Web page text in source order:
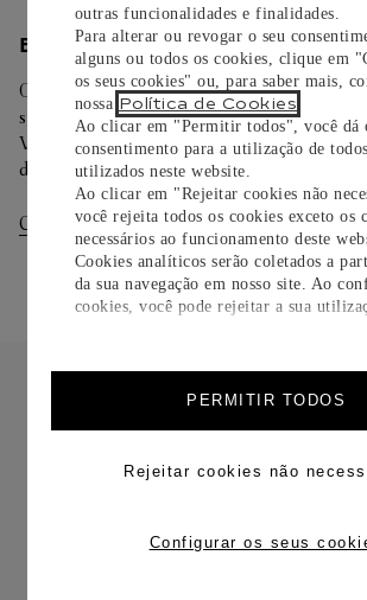
outras funcionalidades e finalidades.
Para alterar ou revogar o seu
alguns ou todos os cookies, clique em
os seus cookies" ou, para saber mais,
nossa Política de Cookies
Ao clicar em "Permitir todos", você dá
consentimento para a utilização de
utilizados neste website.
Ao clicar em "Rejeitar cookies não
você rejeita todos os cookies exceto os
necessários ao funcionamento deste
Cookies analíticos serão coletados a
da sua navegação em nosso site. Ao
cookies, você pode rejeitar a sua
PERMITIR TODOS
Rejeitar cookies não
Configurar os seus
ENTREGA/DEVOLUÇÃO
Oferecemos diferentes opções de entrega.
sua preferência na finalização de seu pedido.
Você pode trocar ou devolver sua criação
dias.
Consultar Entregas Consultar